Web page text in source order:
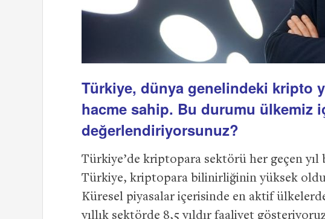
Türkiye, dünya genelindeki kripto
hacme sahip. Bu durumu ülkemiz
değerlendiriyorsunuz?
Türkiye’de kriptopara sektörü her geçen
Türkiye, kriptopara bilinirliğinin yüksek
Küresel piyasalar içerisinde en aktif
yıllık sektörde 8,5 yıldır faaliyet